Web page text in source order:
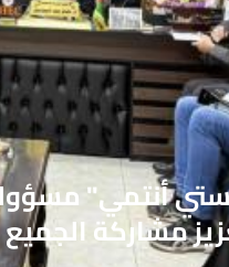
أنتمي"
مشاركة الجميع